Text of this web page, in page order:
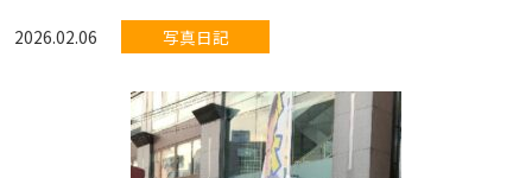
2026.02.06 写真日記